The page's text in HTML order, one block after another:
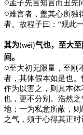
○孟子先言知言而丑先
○难言者，盖其心所独
者。故程子曰：“观此
其为(wéi)气也，至大
间。
○至大初无限量，至刚
者，其体假本如是也
作为以害之，则其本
也，更不分别。浩然
地；一为私意所蔽，
之气，须于心得其正